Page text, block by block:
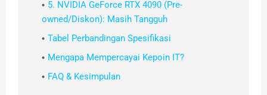
5. NVIDIA GeForce RTX 4090 (Pre-
owned/Diskon): Masih Tangguh
Tabel Perbandingan Spesifikasi
Mengapa Mempercayai Kepoin IT?
FAQ & Kesimpulan